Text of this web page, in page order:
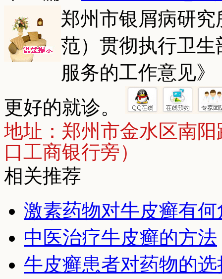
郑州市银屑病研
范）贯彻执行卫
服务的工作意见
更好的就诊。
地址：郑州市金水区南
口工商银行旁）
相关推荐
激素药物对牛皮癣有何
中医治疗牛皮癣的方法
牛皮癣患者对药物的选